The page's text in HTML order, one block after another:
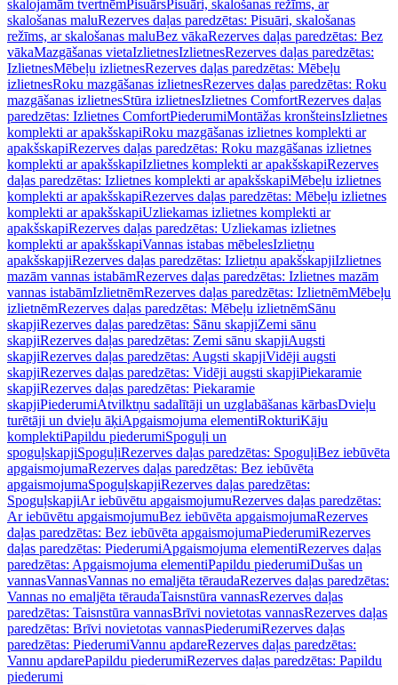
skalojamām tvertnēmPisuārsPisuāri, skalošanas režīms, ar
skalošanas maluRezerves daļas paredzētas: Pisuāri, skalošanas
režīms, ar skalošanas maluBez vākaRezerves daļas paredzētas: Bez
vākaMazgāšanas vietaIzlietnesIzlietnesRezerves daļas paredzētas:
IzlietnesMēbeļu izlietnesRezerves daļas paredzētas: Mēbeļu
izlietnesRoku mazgāšanas izlietnesRezerves daļas paredzētas: Roku
mazgāšanas izlietnesStūra izlietnesIzlietnes ComfortRezerves daļas
paredzētas: Izlietnes ComfortPiederumiMontāžas kronšteinsIzlietnes
komplekti ar apakšskapiRoku mazgāšanas izlietnes komplekti ar
apakšskapiRezerves daļas paredzētas: Roku mazgāšanas izlietnes
komplekti ar apakšskapiIzlietnes komplekti ar apakšskapiRezerves
daļas paredzētas: Izlietnes komplekti ar apakšskapiMēbeļu izlietnes
komplekti ar apakšskapiRezerves daļas paredzētas: Mēbeļu izlietnes
komplekti ar apakšskapiUzliekamas izlietnes komplekti ar
apakšskapiRezerves daļas paredzētas: Uzliekamas izlietnes
komplekti ar apakšskapiVannas istabas mēbelesIzlietņu
apakšskapjiRezerves daļas paredzētas: Izlietņu apakšskapjiIzlietnes
mazām vannas istabāmRezerves daļas paredzētas: Izlietnes mazām
vannas istabāmIzlietnēmRezerves daļas paredzētas: IzlietnēmMēbeļu
izlietnēmRezerves daļas paredzētas: Mēbeļu izlietnēmSānu
skapjiRezerves daļas paredzētas: Sānu skapjiZemi sānu
skapjiRezerves daļas paredzētas: Zemi sānu skapjiAugsti
skapjiRezerves daļas paredzētas: Augsti skapjiVidēji augsti
skapjiRezerves daļas paredzētas: Vidēji augsti skapjiPiekaramie
skapjiRezerves daļas paredzētas: Piekaramie
skapjiPiederumiAtvilktņu sadalītāji un uzglabāšanas kārbasDvieļu
turētāji un dvieļu āķiApgaismojuma elementiRokturiKāju
komplektiPapildu piederumiSpoguļi un
spoguļskapjiSpoguļiRezerves daļas paredzētas: SpoguļiBez iebūvēta
apgaismojumaRezerves daļas paredzētas: Bez iebūvēta
apgaismojumaSpoguļskapjiRezerves daļas paredzētas:
SpoguļskapjiAr iebūvētu apgaismojumuRezerves daļas paredzētas:
Ar iebūvētu apgaismojumuBez iebūvēta apgaismojumaRezerves
daļas paredzētas: Bez iebūvēta apgaismojumaPiederumiRezerves
daļas paredzētas: PiederumiApgaismojuma elementiRezerves daļas
paredzētas: Apgaismojuma elementiPapildu piederumiDušas un
vannasVannasVannas no emaljēta tēraudaRezerves daļas paredzētas:
Vannas no emaljēta tēraudaTaisnstūra vannasRezerves daļas
paredzētas: Taisnstūra vannasBrīvi novietotas vannasRezerves daļas
paredzētas: Brīvi novietotas vannasPiederumiRezerves daļas
paredzētas: PiederumiVannu apdareRezerves daļas paredzētas:
Vannu apdarePapildu piederumiRezerves daļas paredzētas: Papildu
piederumi